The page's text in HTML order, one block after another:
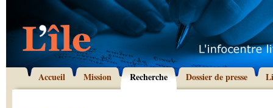
Accueil Mission Recherche Dossier de presse